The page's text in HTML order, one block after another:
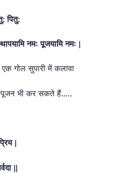
पितु:
नमः पूजयामि नमः |
गोल सुपारी में कलावा
पूजन भी कर सकते हैं…..
|
||